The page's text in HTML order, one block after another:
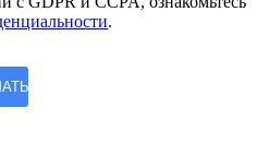
.
и обработки данных
защищены EASY2DIGITAL